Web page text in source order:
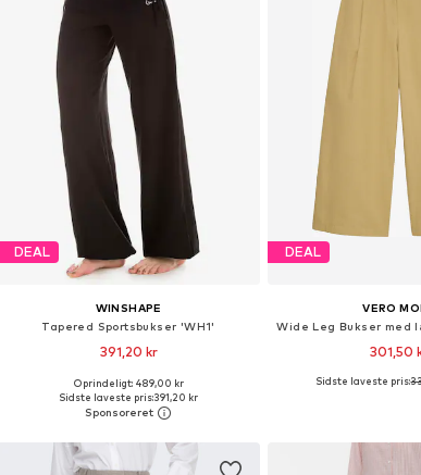
DEAL
WINSHAPE
Tapered Sportsbukser 'WH1'
391,20 kr
+6
Føj til indkøbskurv
Oprindeligt: 489,00 kr
Sidste laveste pris:391,20 kr
DEAL
VERO
301,50
Sidste laveste pris: